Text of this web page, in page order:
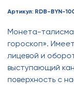
Артикул: RDB-BYN-
Монета-
гороскоп».
лицевой и
выступающий
поверхность с